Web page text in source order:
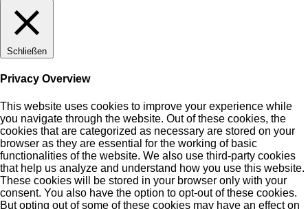
Schließen
Privacy Overview
This website uses cookies to improve your experience while
you navigate through the website. Out of these cookies, the
cookies that are categorized as necessary are stored on your
browser as they are essential for the working of basic
functionalities of the website. We also use third-party cookies
that help us analyze and understand how you use this website.
These cookies will be stored in your browser only with your
consent. You also have the option to opt-out of these cookies.
But opting out of some of these cookies may have an effect on